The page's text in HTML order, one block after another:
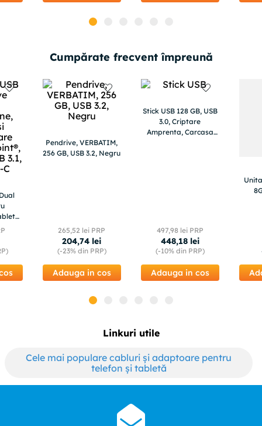
Cumpărate frecvent împreună
Pendrive, VERBATIM,
256 GB, USB 3.2, Negru
265,52 lei PRP
204,74 lei
(-23%din PRP)
Adauga in cos
Stick USB 128 GB, USB
3.0, Criptare
Amprenta, Carcasa
497,98lei PRP
448,18 lei
(-10%din PRP)
Adauga in cos
Linkuri utile
Cele mai populare cabluri și adaptoare pentru
telefon și tabletă